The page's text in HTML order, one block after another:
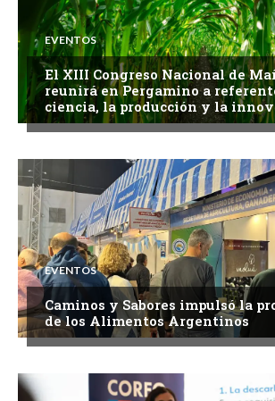
EVENTOS
El XIII Congreso Nacional de
reunirá en Pergamino a
ciencia, la producción y la
EVENTOS
Caminos y Sabores impulsó la
de los Alimentos Argentinos